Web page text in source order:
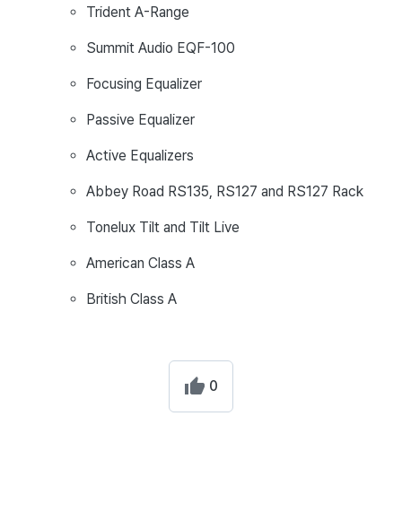
Trident A-Range
Summit Audio EQF-100
Focusing Equalizer
Passive Equalizer
Active Equalizers
Abbey Road RS135, RS127 and RS127 Rack
Tonelux Tilt and Tilt Live
American Class A
British Class A
0